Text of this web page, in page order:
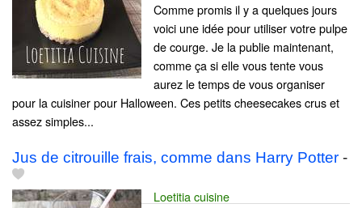
Comme promis il y a quelques jours
voici une idée pour utiliser votre pulpe
de courge. Je la publie maintenant,
comme ça si elle vous tente vous
aurez le temps de vous organiser
pour la cuisiner pour Halloween. Ces petits cheesecakes crus et
assez simples...
Jus de citrouille frais, comme dans Harry Potter -
Loetitia cuisine